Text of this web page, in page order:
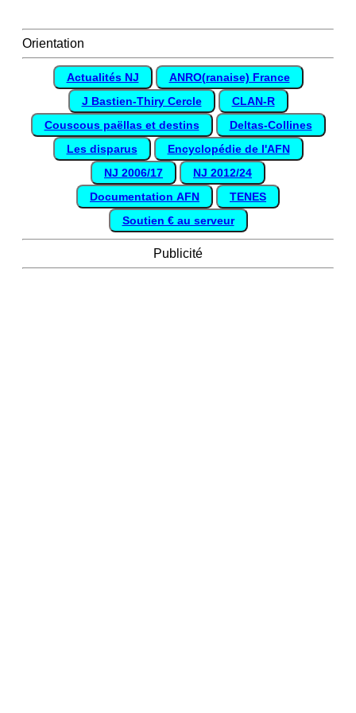
Orientation
Actualités NJ
ANRO(ranaise) France
J Bastien-Thiry Cercle
CLAN-R
Couscous paëllas et destins
Deltas-Collines
Les disparus
Encyclopédie de l'AFN
NJ 2006/17
NJ 2012/24
Documentation AFN
TENES
Soutien € au serveur
Publicité